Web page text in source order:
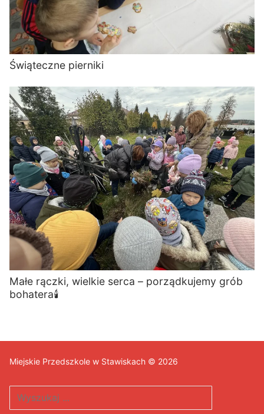
Świąteczne pierniki
Małe rączki, wielkie serca – porządkujemy grób
bohatera🕯️
Miejskie Przedszkole w Stawiskach © 2026
Szukaj